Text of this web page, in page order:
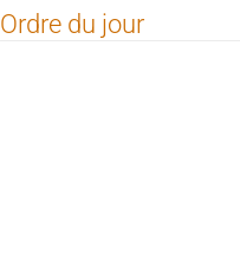
Ordre du jour